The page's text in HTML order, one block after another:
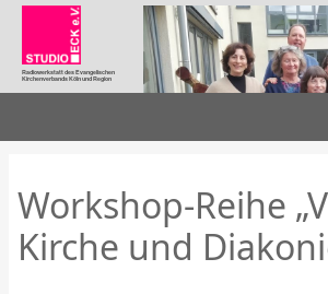
Direkt
Inhalt
Radiowerkstatt des Evangelischen
Kirchenverbands Köln und Region
Workshop-Reihe
Kirche und